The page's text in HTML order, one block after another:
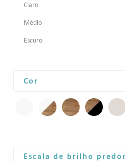
Claro
Médio
Escuro
Cor
Escala de brilho